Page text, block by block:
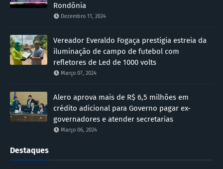
Rondônia
Dezembro 11, 2024
Vereador Everaldo Fogaça prestigia estreia da
iluminação de campo de futebol com
refletores de Led de 1000 volts
Março 07, 2024
Alero aprova mais de R$ 6,5 milhões em
crédito adicional para Governo pagar ex-
governadores e atender secretarias
Março 06, 2024
Destaques